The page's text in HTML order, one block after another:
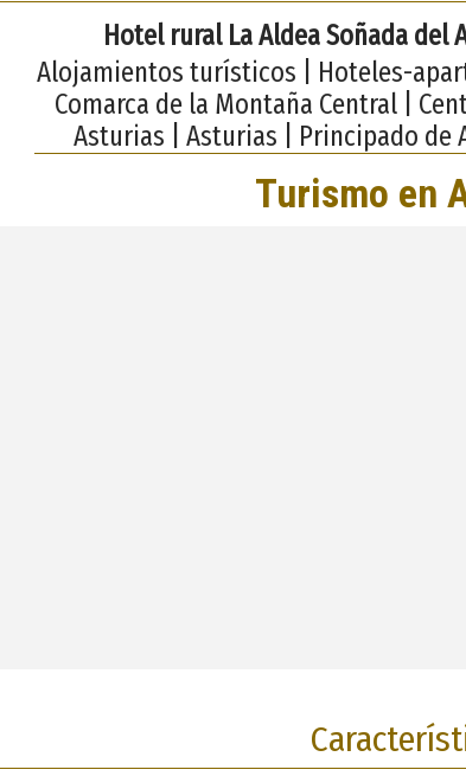
Hotel rural La Aldea Soñada del
Alojamientos turísticos | Hoteles-
Comarca de la Montaña Central |
Asturias | Asturias | Principado de